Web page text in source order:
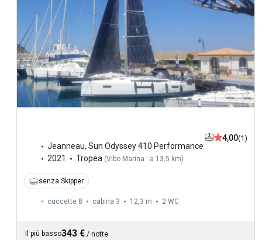
Jeanneau, Sun Odyssey 410 Performance
2021
Tropea (Vibo Marina : a 13,5 km)
4,00(1)
senza Skipper
cuccette 8 cabina 3 12,3 m 2 WC
Il più basso343 € / notte